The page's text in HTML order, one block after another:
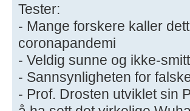
Tester:
- Mange forskere kaller
coronapandemi
- Veldig sunne og ikke-
- Sannsynligheten for
- Prof. Drosten utviklet sin